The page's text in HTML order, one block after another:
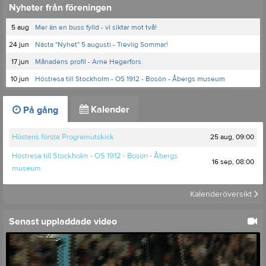
Nyheter från föreningen
5 aug
Mer än en buss fylld - vi siktar mot två!
24 jun
Nästa "Nyhet" 5 augusti - Trevlig Sommar!
17 jun
Månadens profil - Arne Hegerfors
10 jun
Höstresa till Stockholm - OS 1912 - Bosön - Åbergs museum
På gång Kalender
Höstens första Programutskick
25 aug, 09:00
Höstresa till Stockholm - OS 1912 - Bosön - Åbergs
museum
16 sep, 08:00
Kalenderöversikt
Senast uppladdade video